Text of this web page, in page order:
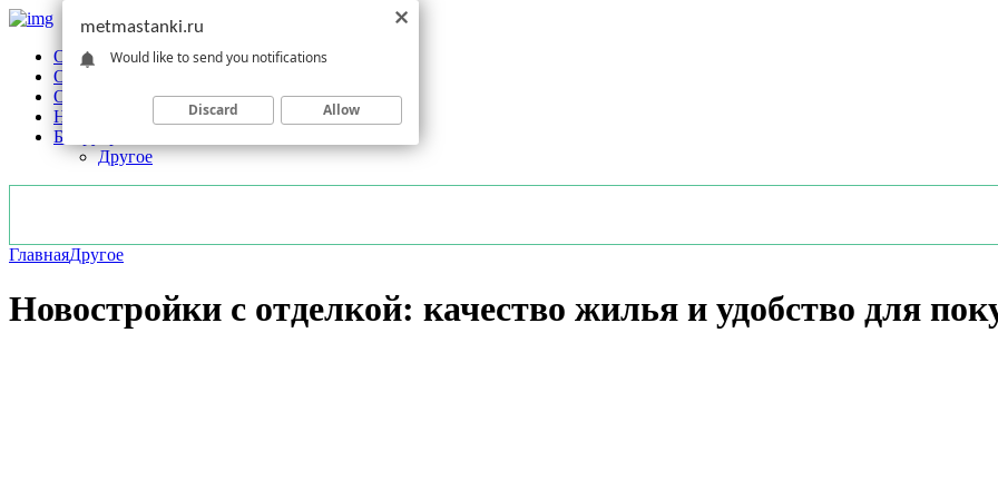
Обзоры станков
Оборудование
Обработка
Новости отрасли
Без рубрики
Другое
ГлавнаяДругое
Новостройки с отделкой: качество жилья и удобство для
metmastanki.ru
Would like to send you notifications
Discard Allow